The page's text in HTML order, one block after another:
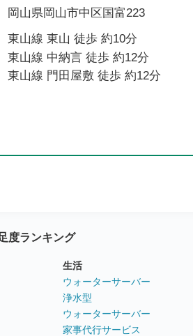
岡山県岡山市中区国富223
東山線 東山 徒歩 約10分
東山線 中納言 徒歩 約12分
東山線 門田屋敷 徒歩 約12分
度ランキング
生活
ウォーターサーバー
浄水型
ウォーターサーバー
家事代行サービス